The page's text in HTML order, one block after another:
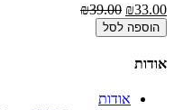
₪33.00
₪39.00
הוספה לסל
אודות
אודות